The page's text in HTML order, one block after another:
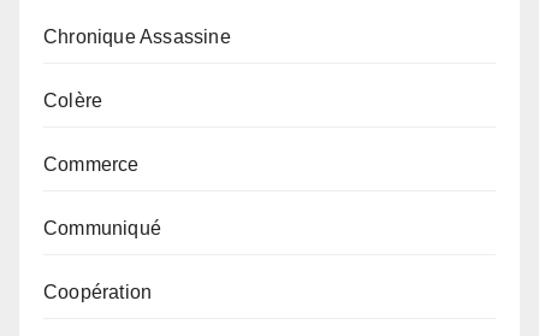
Chronique Assassine
Colère
Commerce
Communiqué
Coopération